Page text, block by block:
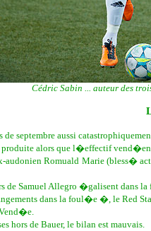
Cédric Sabin ... auteur des
septembre aussi
alors que l�effectif
Romuald Marie (bless�
Samuel Allegro �galisent dans
dans la foul�e �, le Red
de Bauer, le bilan est mauvais.